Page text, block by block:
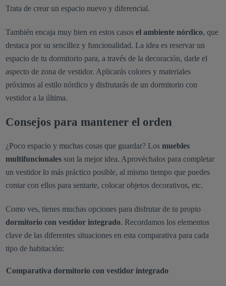
Trata de crear un espacio nuevo y diferencial.
También encaja muy bien en estos casos el ambiente nórdico, que
destaca por su sencillez y funcionalidad. La idea es reservar un
espacio de tu dormitorio para, a través de la decoración, darle el
aspecto de zona de vestidor. Aplicarás colores y materiales
próximos al estilo nórdico y disfrutarás de un dormitorio con
vestidor a la última.
Consejos para mantener el orden
¿Poco espacio y muchas cosas que guardar? Los muebles
multifuncionalesson la mejor idea. Aprovéchalos para completar
un vestidor lo más práctico posible, al mismo tiempo que puedes
contar con ellos para sentarte, colocar objetos decorativos, etc.
Como ves, tienes muchas opciones para disfrutar de tu propio
dormitorio con vestidor integrado. Recordamos los elementos
clave de las diferentes situaciones en esta comparativa para cada
tipo de habitación:
Comparativa dormitorio con vestidor integrado